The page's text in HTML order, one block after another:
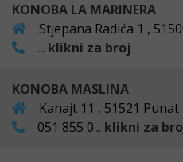
KONOBA LA MARINERA
Stjepana Radića 1 ,
... klikni za broj
KONOBA MASLINA
Kanajt 11 , 51521
051 855 0... klikni za